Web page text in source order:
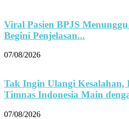
Viral Pasien BPJS
Begini Penjelasan...
07/08/2026
Tak Ingin Ulangi Kesalahan,
Timnas Indonesia Main
07/08/2026